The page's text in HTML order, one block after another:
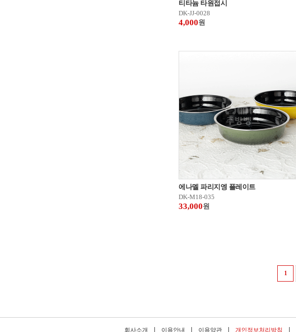
티타늄 타원접시
DK-JJ-0028
4,000원
에나멜 파리지엥 플레이트
DK-M18-035
33,000원
1
회사소개 이용안내 이용약관 개인정보처리방침